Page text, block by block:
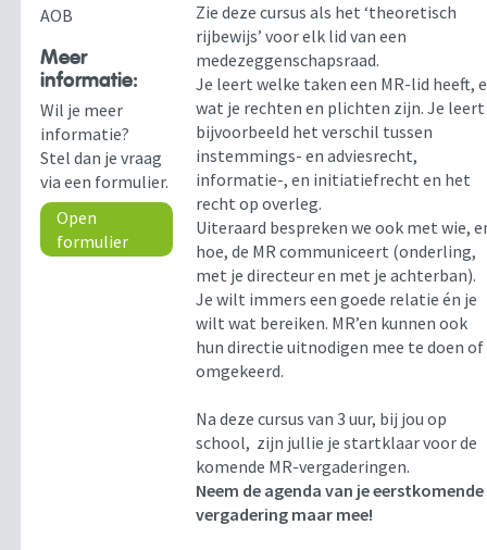
AOB
Meer
informatie:
Wil je meer
informatie?
Stel dan je vraag
via een formulier.
Open
formulier
Zie deze cursus als het ‘theoretisch
rijbewijs’ voor elk lid van een
medezeggenschapsraad.
Je leert welke taken een MR-lid heeft,
wat je rechten en plichten zijn. Je leert
bijvoorbeeld het verschil tussen
instemmings- en adviesrecht,
informatie-, en initiatiefrecht en het
recht op overleg.
Uiteraard bespreken we ook met wie,
hoe, de MR communiceert (onderling,
met je directeur en met je achterban).
Je wilt immers een goede relatie én je
wilt wat bereiken. MR’en kunnen ook
hun directie uitnodigen mee te doen of
omgekeerd.
Na deze cursus van 3 uur, bij jou op
school, zijn jullie je startklaar voor de
komende MR-vergaderingen.
Neem de agenda van je eerstkomende
vergadering maar mee!